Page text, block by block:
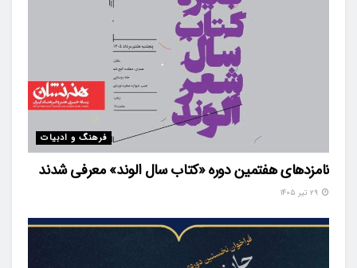
فرهنگ و ادبیات
نامزدهای هفتمین دوره «کتاب سال الوند» معرفی شدند